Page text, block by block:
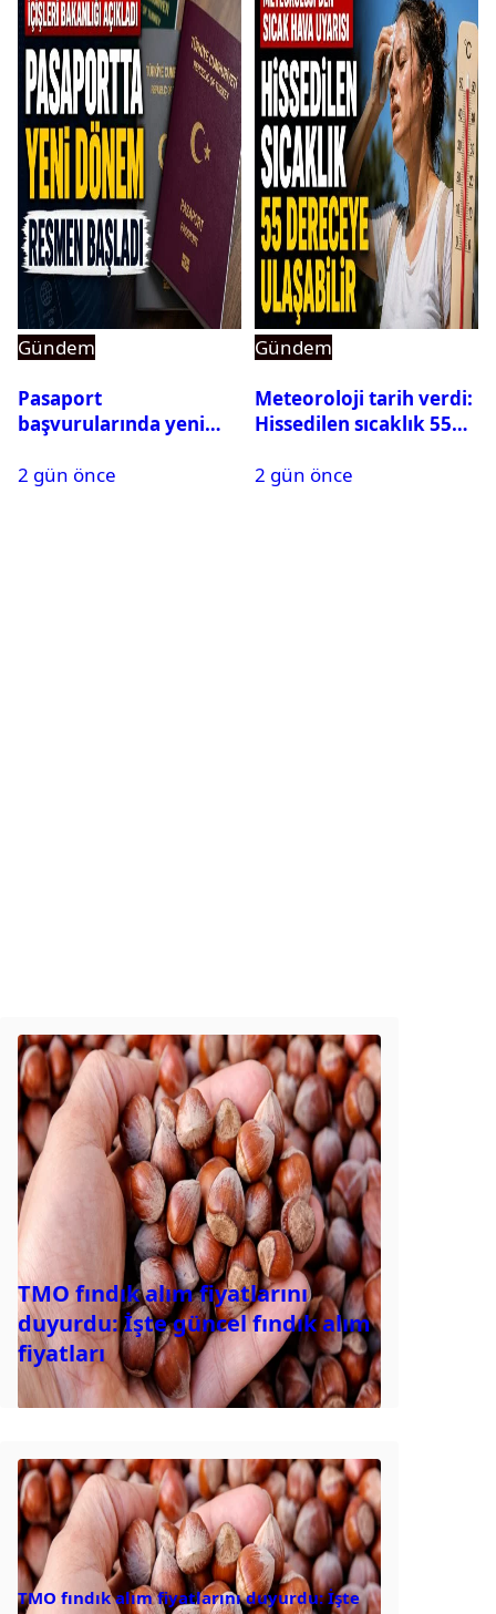
Gündem
Pasaport
başvurularında yeni
2 gün önce
Gündem
Meteoroloji tarih verdi:
Hissedilen sıcaklık 55
2 gün önce
TMO fındık alım fiyatlarını
duyurdu: İşte güncel fındık alım
fiyatları
TMO fındık alım fiyatlarını duyurdu: İşte